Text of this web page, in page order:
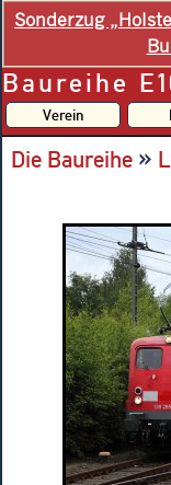
Sonderzug
Baureihe
Verein
Die Baureihe »